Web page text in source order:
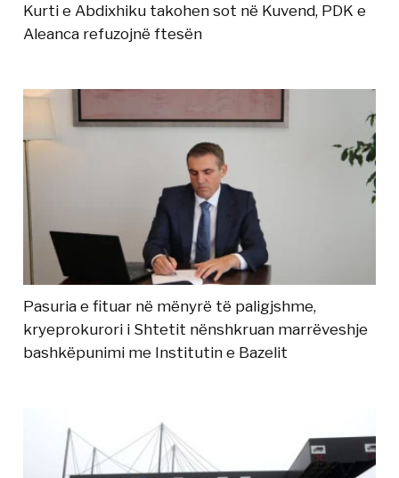
Kurti e Abdixhiku takohen sot në Kuvend, PDK e
Aleanca refuzojnë ftesën
Pasuria e fituar në mënyrë të paligjshme,
kryeprokurori i Shtetit nënshkruan marrëveshje
bashkëpunimi me Institutin e Bazelit